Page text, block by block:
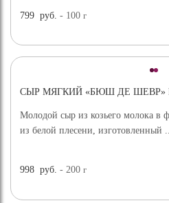
799 руб. - 100г
СЫР МЯГКИЙ «БЮШ ДЕ ШЕВР»
Молодой сыр из козьего молока в
из белой плесени, изготовленный
998 руб. - 200г